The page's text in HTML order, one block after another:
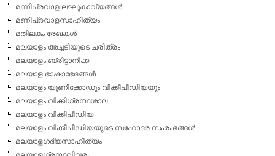
മണിപ്രവാള ലഘുകാവ്യങ്ങള്‍
മണിപ്രവാളസാഹിത്യം
മതിലകം രേഖകള്‍
മലയാളം അച്ചടിയുടെ ചരിത്രം
മലയാളം ബ്രിട്ടാനിക്ക
മലയാള ഭാഷാഭേദങ്ങള്‍
മലയാളം യൂണിക്കോഡും വിക്കീപീഡിയയും
മലയാളം വിക്കിഗ്രന്ഥശാല
മലയാളം വിക്കിപീഡിയ
മലയാളം വിക്കീപീഡിയയുടെ സഹോദര സംരംഭങ്ങള്‍
മലയാളഗദ്യസാഹിത്യം